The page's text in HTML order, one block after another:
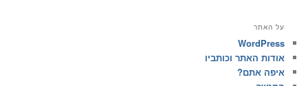
על האתר
WordPress
אודות האתר וכותביו
איפה אתם?